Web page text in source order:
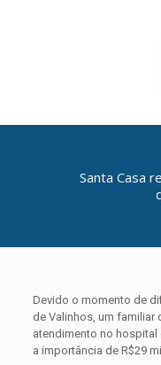
Santa Casa
Devido o momento de
de Valinhos, um
atendimento no hospital
a importância de R$29